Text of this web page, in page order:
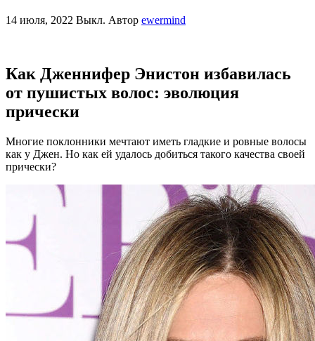
14 июля, 2022 Выкл. Автор ewermind
Как Дженнифер Энистон избавилась
от пушистых волос: эволюция
прически
Многие поклонники мечтают иметь гладкие и ровные волосы
как у Джен. Но как ей удалось добиться такого качества своей
прически?